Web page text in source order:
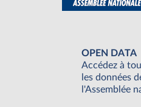
OPEN DATA
Accédez à
les données
l'Assemblée